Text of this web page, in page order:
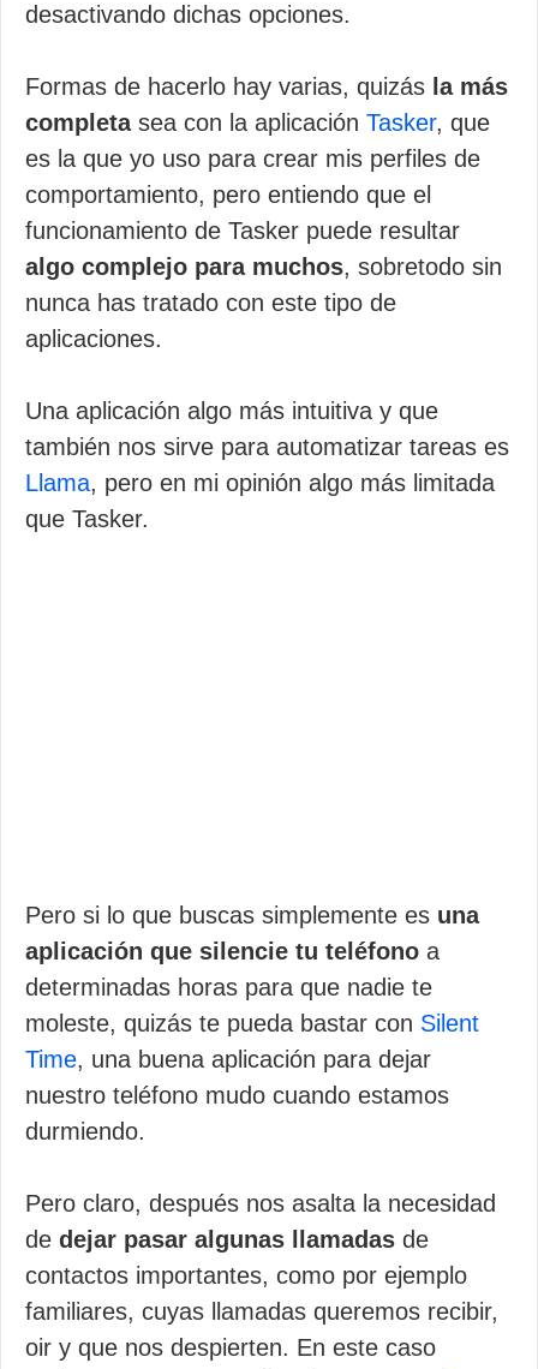
desactivando dichas opciones.
Formas de hacerlo hay varias, quizás la más
completasea con la aplicación Tasker, que
es la que yo uso para crear mis perfiles de
comportamiento, pero entiendo que el
funcionamiento de Tasker puede resultar
algo complejo para muchos, sobretodo sin
nunca has tratado con este tipo de
aplicaciones.
Una aplicación algo más intuitiva y que
también nos sirve para automatizar tareas es
Llama, pero en mi opinión algo más limitada
que Tasker.
Pero si lo que buscas simplemente es una
aplicación que silencie tu teléfono a
determinadas horas para que nadie te
moleste, quizás te pueda bastar con Silent
Time, una buena aplicación para dejar
nuestro teléfono mudo cuando estamos
durmiendo.
Pero claro, después nos asalta la necesidad
de dejar pasar algunas llamadas de
contactos importantes, como por ejemplo
familiares, cuyas llamadas queremos recibir,
oir y que nos despierten. En este caso